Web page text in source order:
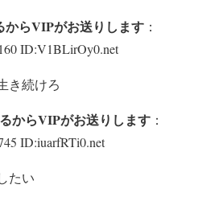
からVIPがお送りします ：
ID:V1BLirOy0.net
き続けろ
からVIPがお送りします ：
ID:iuarfRTi0.net
たい